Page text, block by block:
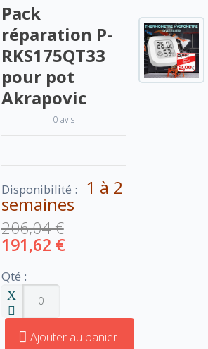
Pack
réparation P-
RKS175QT33
pour pot
Akrapovic
0 avis
Disponibilité : 1 à 2
semaines
206,04 €
191,62 €
Qté :
Ajouter au panier